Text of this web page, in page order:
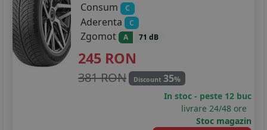
Consum
C
Aderenta C
Zgomot A 71 dB
245 RON
381 RON Discount 35%
In stoc - peste 12 buc
livrare 24/48 ore
Stoc magazin